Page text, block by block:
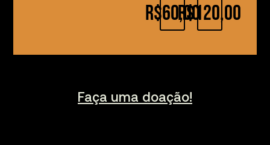
R$60,00R$120,00
Faça uma doação!